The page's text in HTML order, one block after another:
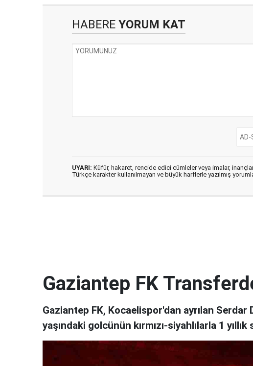
HABERE YORUM KAT
UYARI: Küfür, hakaret, rencide edici cümleler veya imalar,
Türkçe karakter kullanılmayan ve büyük harflerle yazılmış
Gaziantep FK
Gaziantep FK, Kocaelispor'dan ayrılan Serdar
yaşındaki golcünün kırmızı-siyahlılarla 1